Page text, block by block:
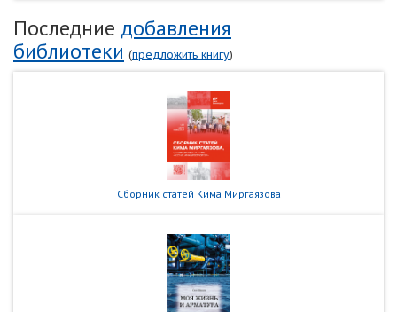
Последние добавления
библиотеки (предложить книгу)
Сборник статей Кима Миргаязова